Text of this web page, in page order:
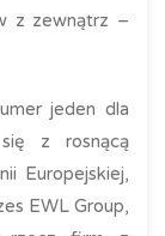
z zewnątrz –
jeden dla
z rosnącą
Europejskiej,
EWL Group,